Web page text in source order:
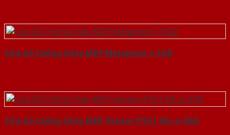
Cửa Gỗ Chống Cháy MDF Melamine 1-SGD
Cửa Gỗ Chống Cháy MDF Veneer P1G1 Sồi-a-SGD